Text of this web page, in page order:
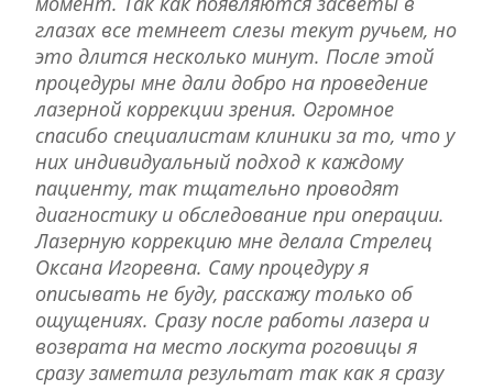
глазах все темнеет слезы текут ручьем, но
это длится несколько минут. После этой
процедуры мне дали добро на проведение
лазерной коррекции зрения. Огромное
спасибо специалистам клиники за то, что у
них индивидуальный подход к каждому
пациенту, так тщательно проводят
диагностику и обследование при операции.
Лазерную коррекцию мне делала Стрелец
Оксана Игоревна. Саму процедуру я
описывать не буду, расскажу только об
ощущениях. Сразу после работы лазера и
возврата на место лоскута роговицы я
сразу заметила результат так как я сразу